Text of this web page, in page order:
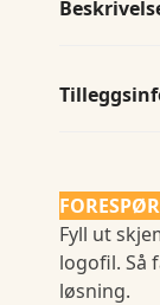
Fyll ut
logofil. Så
løsning.